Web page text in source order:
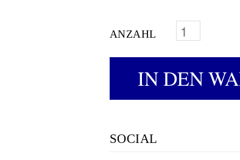
ANZAHL
IN DEN
SOCIAL